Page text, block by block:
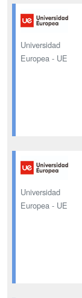
Universidad
Europea - UE
Universidad
Europea - UE